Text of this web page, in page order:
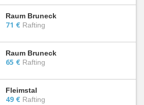
Raum Bruneck
71 € Rafting
Raum Bruneck
65 € Rafting
Fleimstal
49 € Rafting